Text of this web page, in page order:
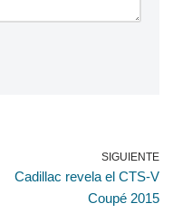
SIGUIENTE
Cadillac revela el CTS-V
Coupé 2015